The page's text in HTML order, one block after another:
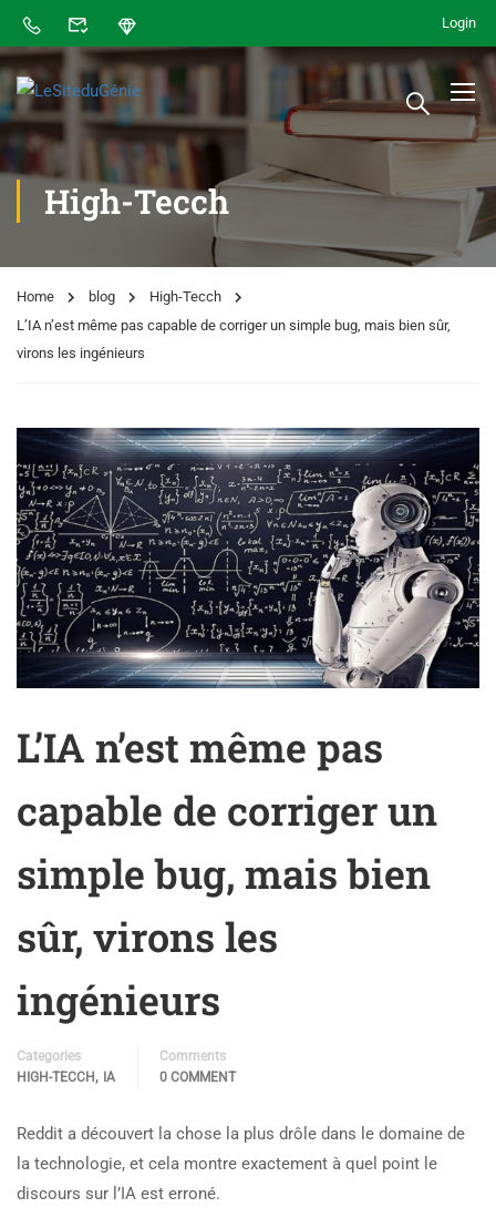
Login
High-Tecch
Home blog
High-Tecch
L’IA n’est même pas capable de corriger un simple bug, mais bien sûr,
virons les ingénieurs
L’IA n’est même pas
capable de corriger un
simple bug, mais bien
sûr, virons les
ingénieurs
Categories
HIGH-TECCH , IA
Comments
0 COMMENT
Reddit a découvert la chose la plus drôle dans le domaine de
la technologie, et cela montre exactement à quel point le
discours sur l’IA est erroné.